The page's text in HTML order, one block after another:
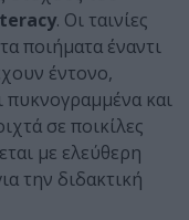
. Οι ταινίες
ποιήματα έναντι
έντονο,
πυκνογραμμένα και
σε ποικίλες
με ελεύθερη
την διδακτική